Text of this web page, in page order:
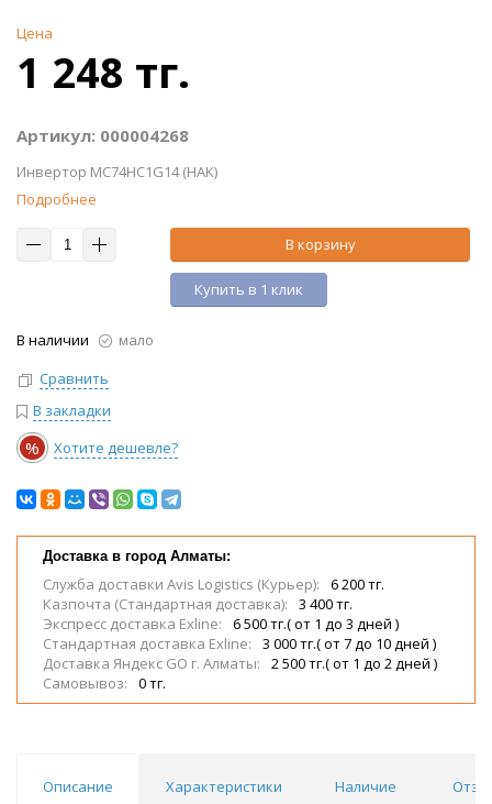
Цена
1 248 тг.
Артикул: 000004268
Инвертор MC74HC1G14 (HAK)
Подробнее
В корзину
Купить в 1 клик
В наличии
мало
Сравнить
В закладки
% Хотите дешевле?
Доставка в город Алматы:
Служба доставки Avis Logistics (Курьер):
6 200 тг.
Казпочта (Стандартная доставка):
3 400 тг.
Экспресс доставка Exline:
6 500 тг.( от 1 до 3 дней )
Стандартная доставка Exline:
3 000 тг.( от 7 до 10 дней )
Доставка Яндекс GO г. Алматы:
2 500 тг.( от 1 до 2 дней )
Самовывоз:
0 тг.
Описание Характеристики Наличие